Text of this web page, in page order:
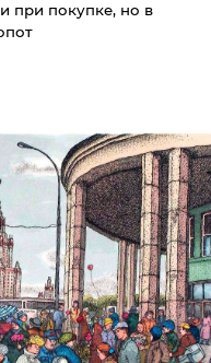
при покупке, но в